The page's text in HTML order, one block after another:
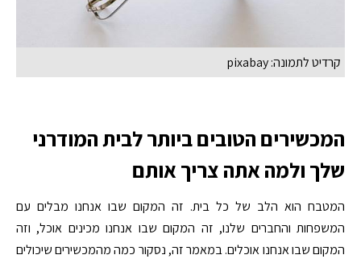
קרדיט לתמונה: pixabay
המכשירים הטובים ביותר לבית המודרני
שלך ולמה אתה צריך אותם
המטבח הוא הלב של כל בית. זה המקום שבו אנחנו מבלים עם
המשפחות והחברים שלנו, זה המקום שבו אנחנו מכינים אוכל, וזה
המקום שבו אנחנו אוכלים. במאמר זה, נסקור כמה מהמכשירים שיכולים